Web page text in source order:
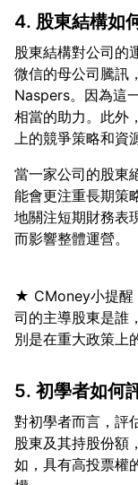
4. 股東結構如
股東結構對公司的
微信的母公司騰訊
Naspers。因為這
相當的助力。此外
當一家公司的股東
能會更注重長期策
地關注短期財務表
★ CMoney小提醒
司的主導股東是誰
5. 初學者如何
對初學者而言，評
股東及其持股份額
如，具有高投票權